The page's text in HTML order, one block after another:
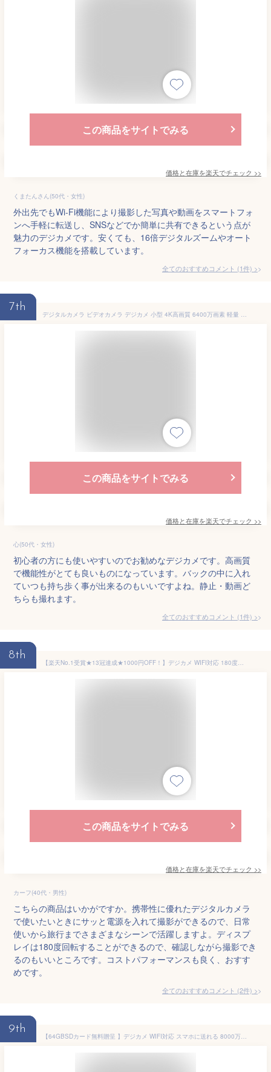
この商品をサイトでみる
価格と在庫を楽天でチェック >>
くまたんさん(50代・女性)
外出先でもWi-Fi機能により撮影した写真や動画をスマートフォ
ンへ手軽に転送し、SNSなどでか簡単に共有できるという点が
魅力のデジカメです。安くても、16倍デジタルズームやオート
フォーカス機能を搭載しています。
全てのおすすめコメント (1件) >
7th
デジタルカメラ ビデオカメラ デジカメ 小型 4K高画質 6400万画素 軽量 オートフォーカス AF機能 18倍デジタルズーム キッズカメラ 2.8インチスクリーン 手ぶれ補正 連続撮影 コンパクト 多言語対応 2026年新品 収納袋付属 90日間安心保証付き 【PL保険加入済み製品・安心】
この商品をサイトでみる
価格と在庫を楽天でチェック >>
心(50代・女性)
初心者の方にも使いやすいのでお勧めなデジカメです。高画質
で機能性がとても良いものになっています。バックの中に入れ
ていつも持ち歩く事が出来るのもいいですよね。静止・動画ど
ちらも撮れます。
全てのおすすめコメント (1件) >
8th
【楽天No.1受賞★13冠達成★1000円OFF！】デジカメ WIFI対応 180度回転 5K 7500万画素 デジタルカメラ カメラ 修学旅行 コンデジ 日本製チップ スマホに送れる 64GBSDカード付き 18倍ズーム バッテリー付き 子供用 修学旅行 スマホ転送 自撮り
この商品をサイトでみる
価格と在庫を楽天でチェック >>
カーフ(40代・男性)
こちらの商品はいかがですか。携帯性に優れたデジタルカメラ
で使いたいときにサッと電源を入れて撮影ができるので、日常
使いから旅行までさまざまなシーンで活躍しますよ。ディスプ
レイは180度回転することができるので、確認しながら撮影でき
るのもいいところです。コストパフォーマンスも良く、おすす
めです。
全てのおすすめコメント (2件) >
9th
【64GBSDカード無料贈呈 】デジカメ WIFI対応 スマホに送れる 8000万画素 カメラ デュアルスクリー 1.5インチ前置ディスプレイ デジタルカメラ コンデジ 5K 日本製チップ 64GBSDカード付き 18倍ズーム バッテリー2枚 子供用 修学旅行 スマホ転送 自撮り デジカメキッズ